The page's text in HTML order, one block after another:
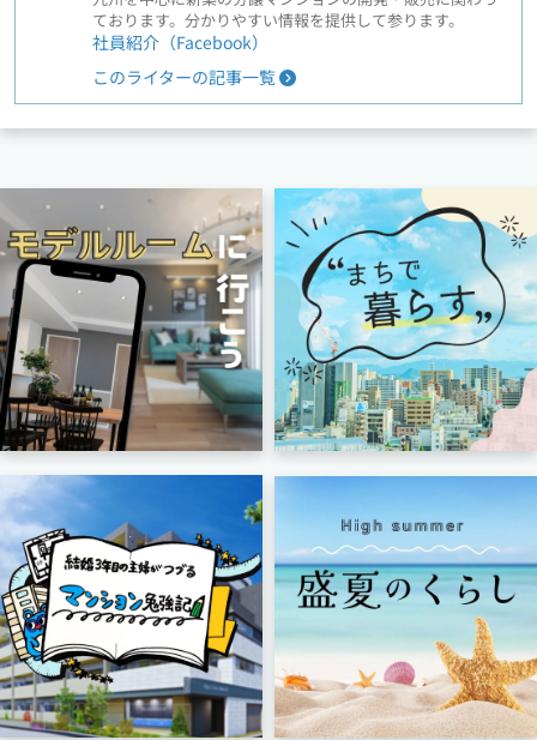
ております。分かりやすい情報を提供して参ります。
社員紹介（Facebook）
このライターの記事一覧